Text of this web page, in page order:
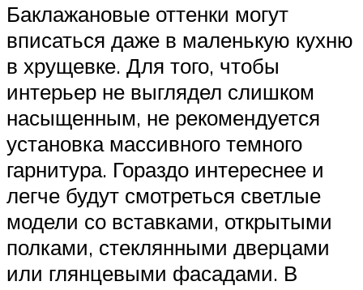
Баклажановые оттенки могут
вписаться даже в маленькую кухню
в хрущевке. Для того, чтобы
интерьер не выглядел слишком
насыщенным, не рекомендуется
установка массивного темного
гарнитура. Гораздо интереснее и
легче будут смотреться светлые
модели со вставками, открытыми
полками, стеклянными дверцами
или глянцевыми фасадами. В